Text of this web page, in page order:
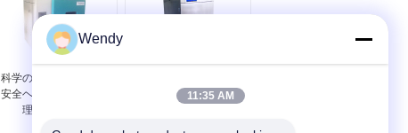
科学の研究所のための
安全ヘルメットの前処
理の高温部屋
の紫外線老化するタン
Wendy
11:35 AM